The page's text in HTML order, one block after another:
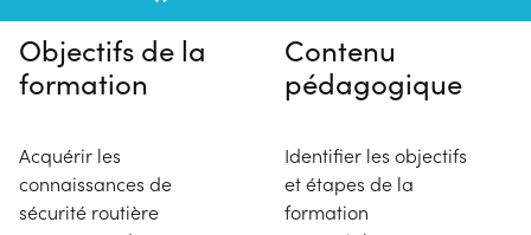
Objectifs de la
formation
Acquérir les
connaissances de
sécurité routière
Contenu
pédagogique
Identifier les objectifs
et étapes de la
formation